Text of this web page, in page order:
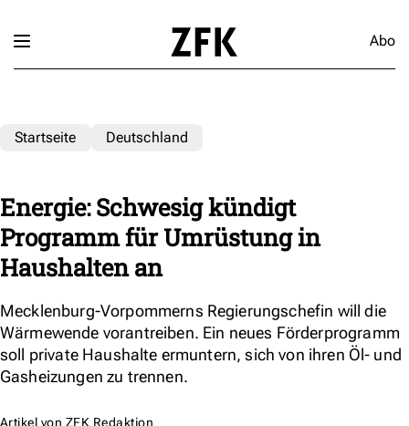
Abo
Startseite Deutschland
Energie: Schwesig kündigt
Programm für Umrüstung in
Haushalten an
Mecklenburg-Vorpommerns Regierungschefin will die
Wärmewende vorantreiben. Ein neues Förderprogramm
soll private Haushalte ermuntern, sich von ihren Öl- und
Gasheizungen zu trennen.
Artikel von ZFK Redaktion